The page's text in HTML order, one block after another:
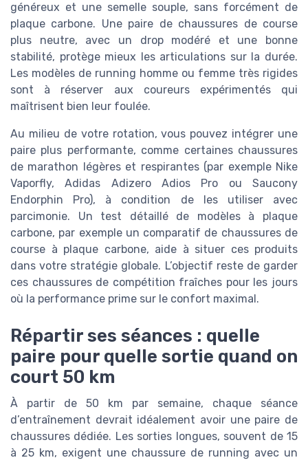
généreux et une semelle souple, sans forcément de
plaque carbone. Une paire de chaussures de course
plus neutre, avec un drop modéré et une bonne
stabilité, protège mieux les articulations sur la durée.
Les modèles de running homme ou femme très rigides
sont à réserver aux coureurs expérimentés qui
maîtrisent bien leur foulée.
Au milieu de votre rotation, vous pouvez intégrer une
paire plus performante, comme certaines chaussures
de marathon légères et respirantes (par exemple Nike
Vaporfly, Adidas Adizero Adios Pro ou Saucony
Endorphin Pro), à condition de les utiliser avec
parcimonie. Un test détaillé de modèles à plaque
carbone, par exemple un comparatif de chaussures de
course à plaque carbone, aide à situer ces produits
dans votre stratégie globale. L’objectif reste de garder
ces chaussures de compétition fraîches pour les jours
où la performance prime sur le confort maximal.
Répartir ses séances : quelle
paire pour quelle sortie quand on
court 50 km
À partir de 50 km par semaine, chaque séance
d’entraînement devrait idéalement avoir une paire de
chaussures dédiée. Les sorties longues, souvent de 15
à 25 km, exigent une chaussure de running avec un